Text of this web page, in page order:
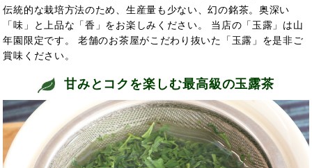
伝統的な栽培方法のため、生産量も少ない、幻の銘茶。奥深い
「味」と上品な「香」をお楽しみください。 当店の「玉露」は山
年園限定です。 老舗のお茶屋がこだわり抜いた「玉露」を是非ご
賞味ください。
甘みとコクを楽しむ最高級の玉露茶